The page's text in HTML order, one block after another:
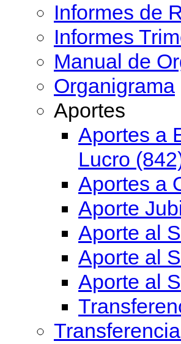
Informes de
Informes
Manual de
Organigrama
Aportes
Aportes a
Lucro
Aportes a
Aporte
Aporte al
Aporte al
Aporte al